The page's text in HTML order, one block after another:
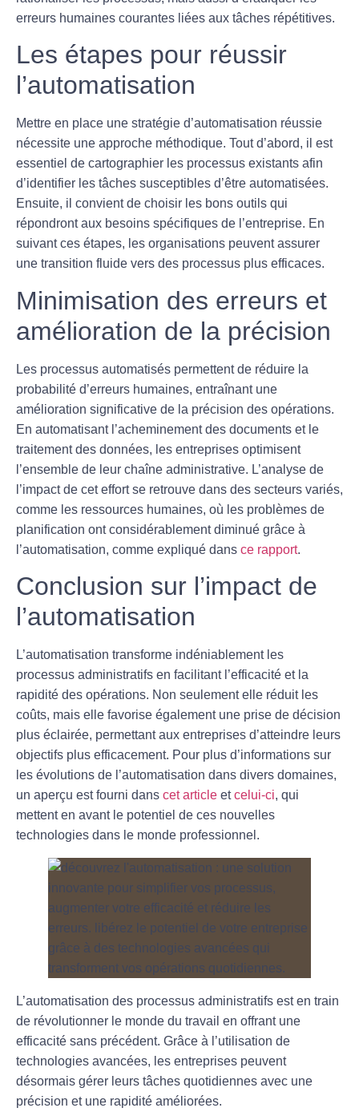
erreurs humaines courantes liées aux tâches répétitives.
Les étapes pour réussir
l’automatisation
Mettre en place une stratégie d’automatisation réussie
nécessite une approche méthodique. Tout d’abord, il est
essentiel de cartographier les processus existants afin
d’identifier les tâches susceptibles d’être automatisées.
Ensuite, il convient de choisir les bons outils qui
répondront aux besoins spécifiques de l’entreprise. En
suivant ces étapes, les organisations peuvent assurer
une transition fluide vers des processus plus efficaces.
Minimisation des erreurs et
amélioration de la précision
Les processus automatisés permettent de réduire la
probabilité d’erreurs humaines, entraînant une
amélioration significative de la précision des opérations.
En automatisant l’acheminement des documents et le
traitement des données, les entreprises optimisent
l’ensemble de leur chaîne administrative. L’analyse de
l’impact de cet effort se retrouve dans des secteurs variés,
comme les ressources humaines, où les problèmes de
planification ont considérablement diminué grâce à
l’automatisation, comme expliqué dans ce rapport.
Conclusion sur l’impact de
l’automatisation
L’automatisation transforme indéniablement les
processus administratifs en facilitant l’efficacité et la
rapidité des opérations. Non seulement elle réduit les
coûts, mais elle favorise également une prise de décision
plus éclairée, permettant aux entreprises d’atteindre leurs
objectifs plus efficacement. Pour plus d’informations sur
les évolutions de l’automatisation dans divers domaines,
un aperçu est fourni dans cet article etcelui-ci, qui
mettent en avant le potentiel de ces nouvelles
technologies dans le monde professionnel.
L’automatisation des processus administratifs est en train
de révolutionner le monde du travail en offrant une
efficacité sans précédent. Grâce à l’utilisation de
technologies avancées, les entreprises peuvent
désormais gérer leurs tâches quotidiennes avec une
précision et une rapidité améliorées.